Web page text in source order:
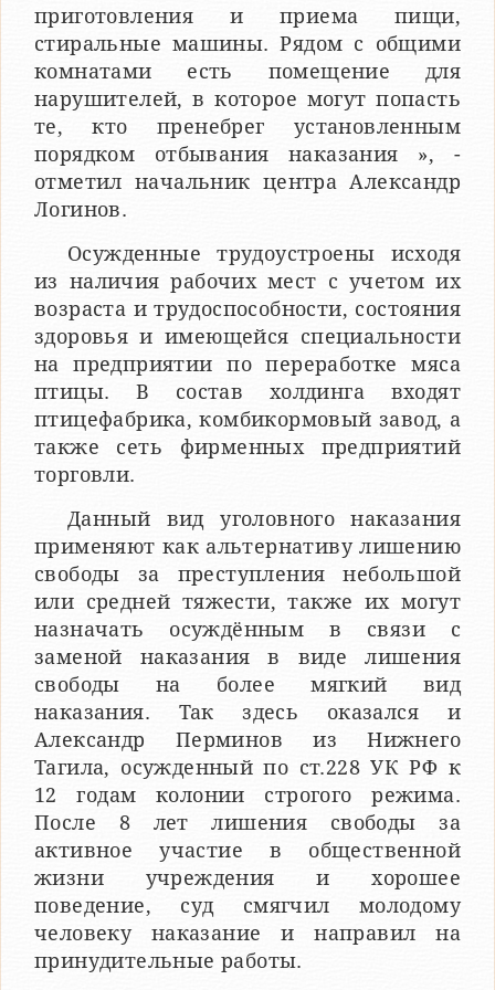
приготовления и приема пищи,
стиральные машины. Рядом с общими
комнатами есть помещение для
нарушителей, в которое могут попасть
те, кто пренебрег установленным
порядком отбывания наказания », -
отметил начальник центра Александр
Логинов.
Осужденные трудоустроены исходя
из наличия рабочих мест с учетом их
возраста и трудоспособности, состояния
здоровья и имеющейся специальности
на предприятии по переработке мяса
птицы. В состав холдинга входят
птицефабрика, комбикормовый завод, а
также сеть фирменных предприятий
торговли.
Данный вид уголовного наказания
применяют как альтернативу лишению
свободы за преступления небольшой
или средней тяжести, также их могут
назначать осуждённым в связи с
заменой наказания в виде лишения
свободы на более мягкий вид
наказания. Так здесь оказался и
Александр Перминов из Нижнего
Тагила, осужденный по ст.228 УК РФ к
12 годам колонии строгого режима.
После 8 лет лишения свободы за
активное участие в общественной
жизни учреждения и хорошее
поведение, суд смягчил молодому
человеку наказание и направил на
принудительные работы.